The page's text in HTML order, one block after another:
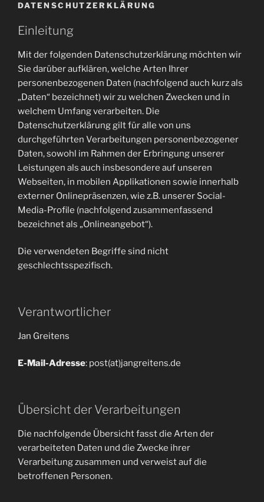
DATENSCHUTZERKLÄRUNG
Einleitung
Mit der folgenden Datenschutzerklärung möchten wir
Sie darüber aufklären, welche Arten Ihrer
personenbezogenen Daten (nachfolgend auch kurz als
„Daten“ bezeichnet) wir zu welchen Zwecken und in
welchem Umfang verarbeiten. Die
Datenschutzerklärung gilt für alle von uns
durchgeführten Verarbeitungen personenbezogener
Daten, sowohl im Rahmen der Erbringung unserer
Leistungen als auch insbesondere auf unseren
Webseiten, in mobilen Applikationen sowie innerhalb
externer Onlinepräsenzen, wie z.B. unserer Social-
Media-Profile (nachfolgend zusammenfassend
bezeichnet als „Onlineangebot“).
Die verwendeten Begriffe sind nicht
geschlechtsspezifisch.
Verantwortlicher
Jan Greitens
E-Mail-Adresse: post(at)jangreitens.de
Übersicht der Verarbeitungen
Die nachfolgende Übersicht fasst die Arten der
verarbeiteten Daten und die Zwecke ihrer
Verarbeitung zusammen und verweist auf die
betroffenen Personen.